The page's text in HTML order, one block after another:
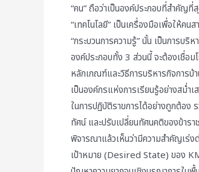
“คน” ถือว่าเป็นองค์ประกอบที่สำคัญที่
“เทคโนโลยี” เป็นเครื่องมือเพื่อให้ค
“กระบวนการความรู้” นั้น เป็นการบ
องค์ประกอบทั้ง 3 ส่วนนี้ จะต้องเชื่อ
หลักเกณฑ์และวิธีการบริหารกิจการ
เป็นองค์กรแห่งการเรียนรู้อย่างสม่ำ
ในการปฏิบัติราขการได้อย่างถูกต้อง
ทัศน์ และปรับเปลี่ยนทัศนคติของข้าร
พิจารณาแล้วเห็นว่ามีความสำคัญเร่ง
เป้าหมาย (Desired State) ของ